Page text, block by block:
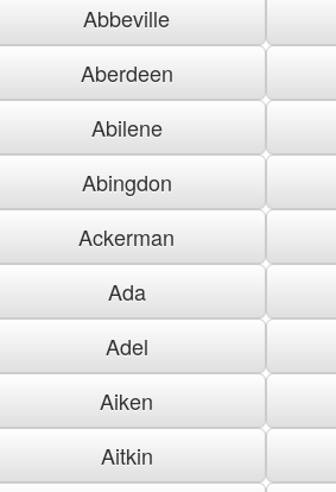
Abbeville
Aberdeen
Abilene
Abingdon
Ackerman
Ada
Adel
Aiken
Aitkin